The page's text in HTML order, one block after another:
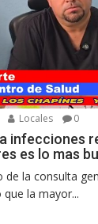
Locales 0
infecciones
es lo mas
la consulta
la mayor...